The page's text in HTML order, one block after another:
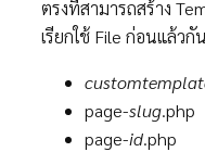
ตรงที่สามารถสร้าง
เรียกใช้ File ก่อนแล้วกั
page-slug.php
page-id.php